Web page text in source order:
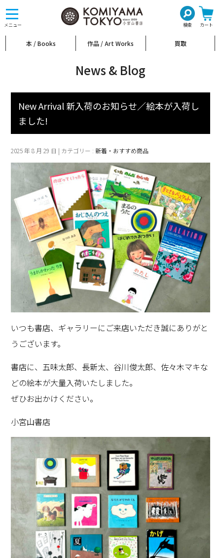
メニュー 検索 カート
toggle
navigation
本 / Books 作品 / Art Works 買取
News & Blog
New Arrival 新入荷のお知らせ／絵本が入荷し
ました!
2025 年 8 月 29 日 | カテゴリー :新着・おすすめ商品
いつも書店、ギャラリーにご来店いただき誠にありがと
うございます。
書店に、五味太郎、長新太、谷川俊太郎、佐々木マキな
どの絵本が大量入荷いたしました。
ぜひお出かけください。
小宮山書店